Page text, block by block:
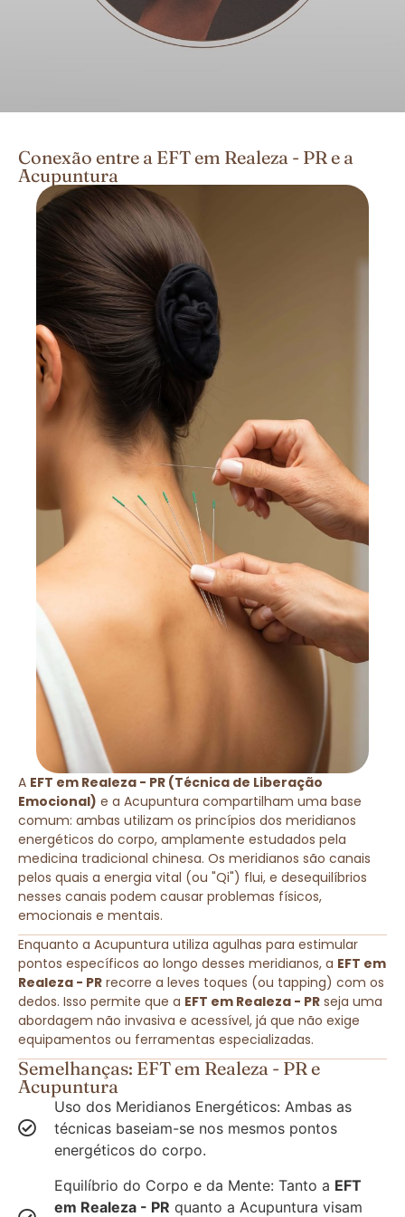
Conexão entre a EFT em Realeza - PR e a
Acupuntura
A EFT em Realeza - PR (Técnica de Liberação
Emocional) e a Acupuntura compartilham uma base
comum: ambas utilizam os princípios dos meridianos
energéticos do corpo, amplamente estudados pela
medicina tradicional chinesa. Os meridianos são canais
pelos quais a energia vital (ou "Qi") flui, e desequilíbrios
nesses canais podem causar problemas físicos,
emocionais e mentais.
Enquanto a Acupuntura utiliza agulhas para estimular
pontos específicos ao longo desses meridianos, a EFT em
Realeza - PR recorre a leves toques (ou tapping) com os
dedos. Isso permite que a EFT em Realeza - PR seja uma
abordagem não invasiva e acessível, já que não exige
equipamentos ou ferramentas especializadas.
Semelhanças: EFT em Realeza - PR e
Acupuntura
Uso dos Meridianos Energéticos: Ambas as
técnicas baseiam-se nos mesmos pontos
energéticos do corpo.
Equilíbrio do Corpo e da Mente: Tanto a EFT
em Realeza - PR quanto a Acupuntura visam